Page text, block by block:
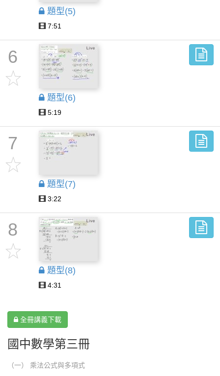
題型(5)
7:51
6
題型(6)
5:19
7
題型(7)
3:22
8
題型(8)
4:31
全冊講義下載
國中數學第三冊
（一） 乘法公式與多項式